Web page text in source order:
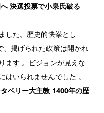
決選投票で小泉氏破る
した。歴史的快挙とし
、掲げられた政策は開かれ
ます 。ビジョンが見えな
いられませんでした 。
ベリー大主教 1400年の歴